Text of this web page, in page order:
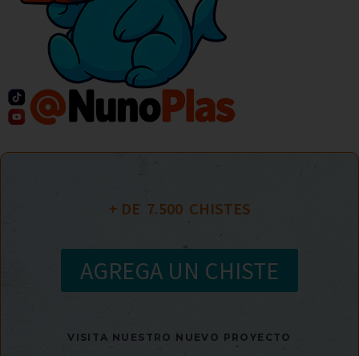
+ DE 7.500
  CHISTES
AGREGA UN CHISTE
VISITA NUESTRO NUEVO PROYECTO